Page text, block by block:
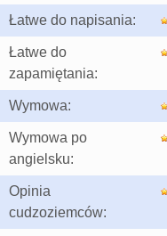
Łatwe do napisania:
Łatwe do
zapamiętania:
Wymowa:
Wymowa po
angielsku:
Opinia
cudzoziemców: